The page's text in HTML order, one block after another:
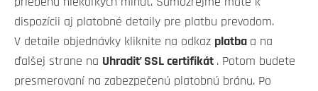
dispozícii aj platobné detaily pre platbu prevodom.
V detaile objednávky kliknite na odkaz platba a na
ďalšej strane na Uhradiť SSL certifikát . Potom budete
presmerovaní na zabezpečenú platobnú bránu. Po